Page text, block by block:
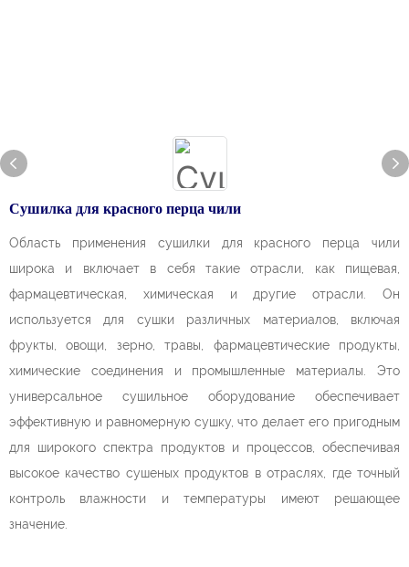
Сушилка для красного перца чили
Область применения сушилки для красного перца чили
широка и включает в себя такие отрасли, как пищевая,
фармацевтическая, химическая и другие отрасли. Он
используется для сушки различных материалов, включая
фрукты, овощи, зерно, травы, фармацевтические продукты,
химические соединения и промышленные материалы. Это
универсальное сушильное оборудование обеспечивает
эффективную и равномерную сушку, что делает его пригодным
для широкого спектра продуктов и процессов, обеспечивая
высокое качество сушеных продуктов в отраслях, где точный
контроль влажности и температуры имеют решающее
значение.